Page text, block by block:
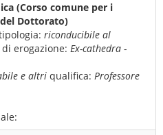
(Corso comune per i
Dottorato)
riconducibile al
erogazione: Ex-cathedra -
e altri qualifica: Professore